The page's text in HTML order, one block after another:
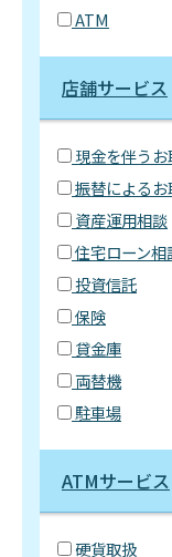
ATM
店舗サービス
現金を伴うお
振替によるお
資産運用相談
住宅ローン相
投資信託
保険
貸金庫
両替機
駐車場
ATMサービス
硬貨取扱